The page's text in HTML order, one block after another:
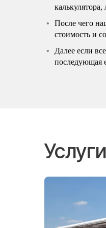
После чего
стоимость и
Далее если
последующая